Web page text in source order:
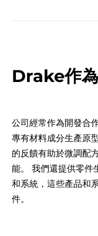
Drake作
公司經常作為開發合
專有材料成分生產原
的反饋有助於微調配
能。 我們還提供零件
和系統，這些產品和
件。